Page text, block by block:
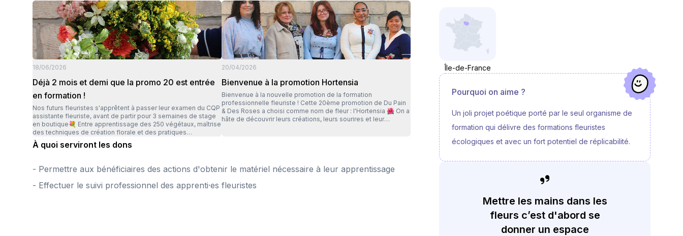
18/06/2026
Déjà 2 mois et demi que la promo 20 est entrée
en formation !
Nos futurs fleuristes s'apprêtent à passer leur examen du CQP
assistante fleuriste, avant de partir pour 3 semaines de stage
en boutique💐 Entre apprentissage des 250 végétaux, maîtrise
des techniques de création florale et des pratiques
commerciales du métier, nos Hortensias ont acquis toutes les
compétences nécessaires pour réussir leur évaluation haut la
chance à elles !
20/04/2026
Bienvenue à la promotion Hortensia
Bienvenue à la nouvelle promotion de la formation
professionnelle fleuriste ! Cette 20ème promotion de Du Pain
& Des Roses a choisi comme nom de fleur : l'Hortensia 🌺 On a
hâte de découvrir leurs créations, leurs sourires et leur
À quoi serviront les dons
- Permettre aux bénéficiaires des actions d'obtenir le matériel nécessaire à leur apprentissage
- Effectuer le suivi professionnel des apprenti·es fleuristes
Île-de-France
Pourquoi on aime ?
Un joli projet poétique porté par le seul organisme de
formation qui délivre des formations fleuristes
écologiques et avec un fort potentiel de réplicabilité.
Mettre les mains dans les
fleurs c’est d'abord se
donner un espace